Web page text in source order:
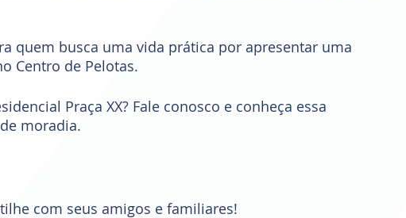
quem busca uma vida prática por apresentar uma
Centro de Pelotas.
Praça XX? Fale conosco e conheça essa
moradia.
com seus amigos e familiares!